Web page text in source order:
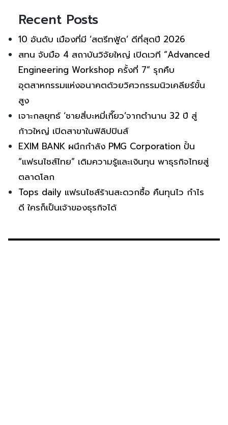
Recent Posts
10 อันดับ เมืองที่มี ‘สตรีทฟู้ด’ ดีที่สุดปี 2026
สทน จับมือ 4 สถาบันวิจัยใหญ่ เปิดเวที “Advanced
Engineering Workshop ครั้งที่ 7” รุกคืบ
อุตสาหกรรมแห่งอนาคตด้วยวิศวกรรมนิวเคลียร์ขั้น
สูง
เจาะกลยุทธ์ ‘ชายสี่บะหมี่เกี๊ยว’จากตำนาน 32 ปี สู่
ก้าวใหญ่ เปิดสาขาในฟิลิปปินส์
EXIM BANK ผนึกกำลัง PMG Corporation ปั้น
“แฟรนไชส์ไทย” เติมความรู้และเงินทุน พาธุรกิจไทยสู่
ตลาดโลก
Tops daily แฟรนไชส์ร้านสะดวกซื้อ คืนทุนไว กำไร
ดี ใครก็เป็นเจ้าของธุรกิจได้